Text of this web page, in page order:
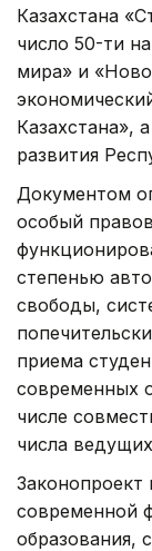
Казахстана
число 50-ти
мира» и
Казахстана»,
развития
Документом
особый
степенью
свободы,
приема
современных
числе
числа
Законопроект
современной
образования,